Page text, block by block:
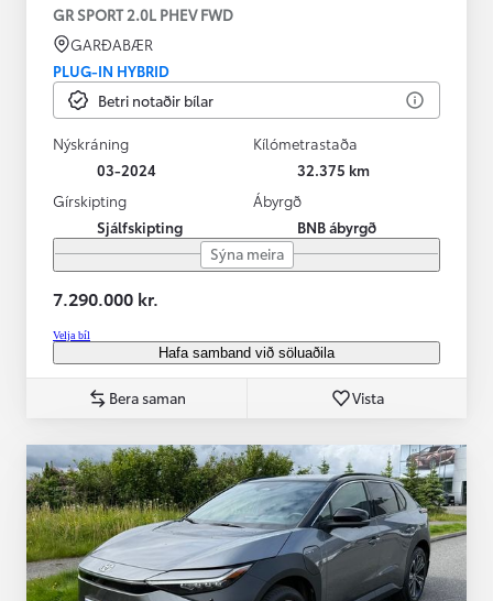
GR SPORT 2.0L PHEV FWD
GARÐABÆR
PLUG-IN HYBRID
Betri notaðir bílar
Nýskráning
03-2024
Kílómetrastaða
32.375 km
Gírskipting
Sjálfskipting
Ábyrgð
BNB ábyrgð
Sýna meira
7.290.000 kr.
Velja bíl
Hafa samband við söluaðila
Bera saman Vista